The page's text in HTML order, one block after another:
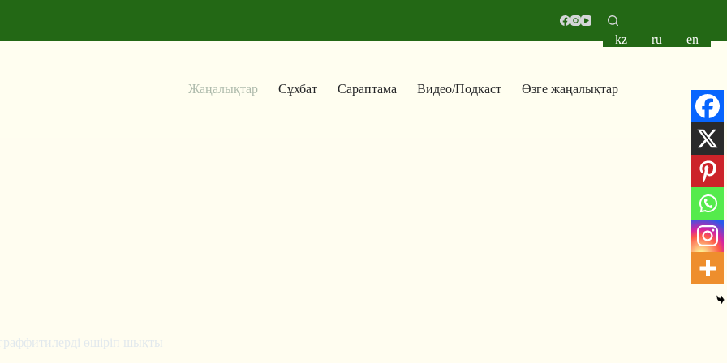
Жаңалықтар Сұхбат Сараптама Видео/Подкаст Өзге жаңалықтар
kz ru en
өшіріп шықты